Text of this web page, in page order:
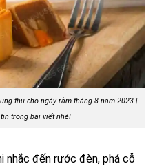
thu cho ngày rằm tháng 8 năm 2023 |
trong bài viết nhé!
nhắc đến rước đèn, phá cỗ